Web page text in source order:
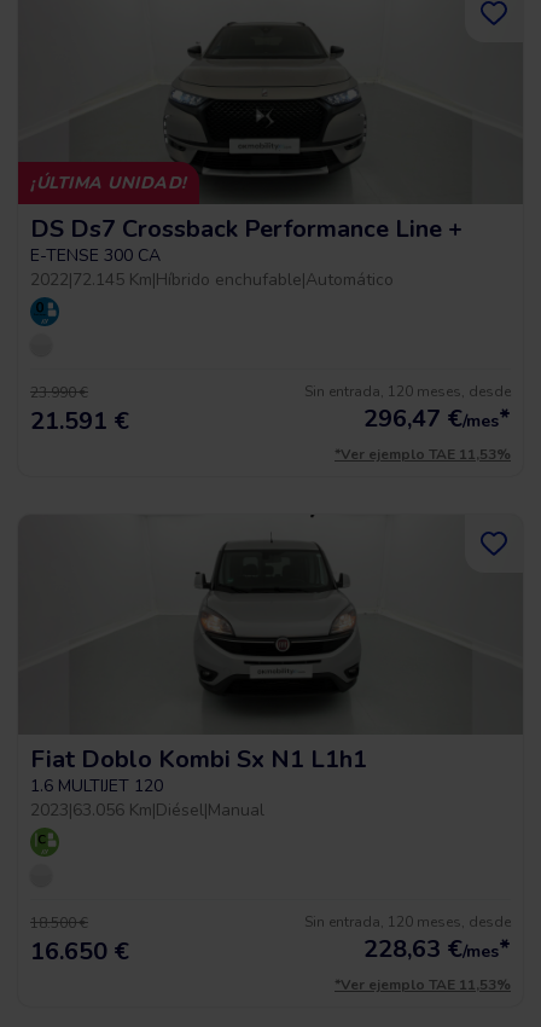
¡ÚLTIMA UNIDAD!
DS Ds7 Crossback Performance Line +
E-TENSE 300 CA
2022|72.145 Km|Híbrido enchufable|Automático
23.990 €
21.591 €
Sin entrada, 120 meses, desde
296,47 €/mes*
*Ver ejemplo TAE 11,53%
Fiat Doblo Kombi Sx N1 L1h1
1.6 MULTIJET 120
2023|63.056 Km|Diésel|Manual
18.500 €
16.650 €
Sin entrada, 120 meses, desde
228,63 €/mes*
*Ver ejemplo TAE 11,53%